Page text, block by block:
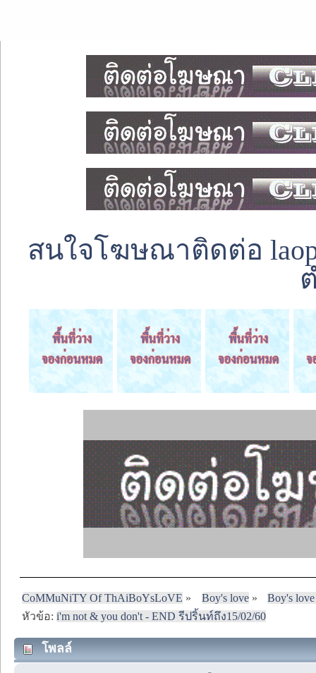
สนใจโฆษณาติดต่อ
CoMMuNiTY Of ThAiBoYsLoVE » Boy's love»
Boy's
หัวข้อ:i'm not & you don't - END รีปริ้นท์ถึง15/02/60
โพลล์